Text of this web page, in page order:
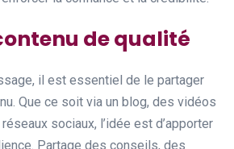
de qualité
il est essentiel de le partager
Que ce soit via un blog, des vidéos
sociaux, l’idée est d’apporter
Partage des conseils, des